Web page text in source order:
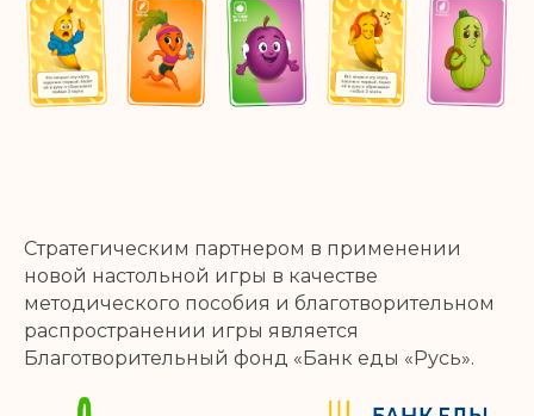
Стратегическим партнером в применении
новой настольной игры в качестве
методического пособия и благотворительном
распространении игры является
Благотворительный фонд «Банк еды «Русь».